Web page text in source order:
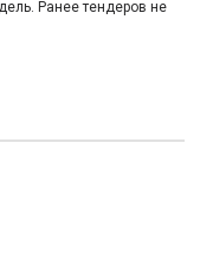
Ранее тендеров не